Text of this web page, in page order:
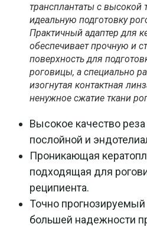
трансплантаты с высокой
идеальную подготовку
Практичный адаптер для
обеспечивает прочную и
поверхность для
роговицы, а специально
изогнутая контактная
ненужное сжатие ткани
Высокое качество
послойной и
Проникающая
подходящая для
реципиента.
Точно
большей надежности